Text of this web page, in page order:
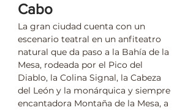
Cabo
La gran ciudad cuenta con un
escenario teatral en un anfiteatro
natural que da paso a la Bahía de la
Mesa, rodeada por el Pico del
Diablo, la Colina Signal, la Cabeza
del León y la monárquica y siempre
encantadora Montaña de la Mesa, a